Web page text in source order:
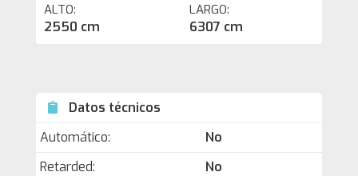
ALTO:
2550 cm
LARGO:
6307 cm
Datos técnicos
Automático:
No
Retarded:
No